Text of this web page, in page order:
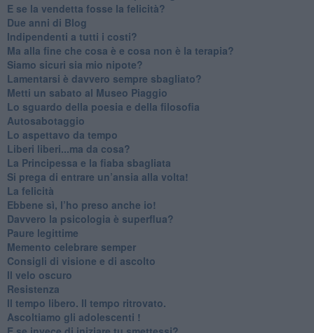
​E se la vendetta fosse la felicità?
​Due anni di Blog
​Indipendenti a tutti i costi?
​Ma alla fine che cosa è e cosa non è la terapia?
​Siamo sicuri sia mio nipote?
​Lamentarsi è davvero sempre sbagliato?
​Metti un sabato al Museo Piaggio
​Lo sguardo della poesia e della filosofia
Autosabotaggio
​Lo aspettavo da tempo
​Liberi liberi...ma da cosa?
​La Principessa e la fiaba sbagliata
Si prega di entrare un’ansia alla volta!
​La felicità
​Ebbene sì, l’ho preso anche io!
​Davvero la psicologia è superflua?
Paure legittime
​Memento celebrare semper
​Consigli di visione e di ascolto
​Il velo oscuro
Resistenza
​Il tempo libero. Il tempo ritrovato.
Ascoltiamo gli adolescenti !